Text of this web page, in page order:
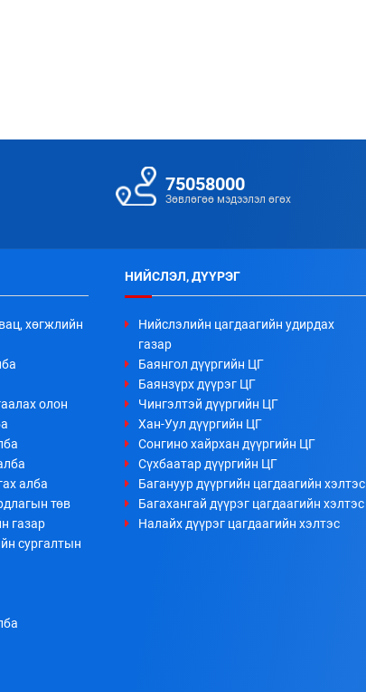
75058000
Зөвлөгөө мэдээлэл өгөх
хөгжлийн
олон
алба
төв
газар
сургалтын
НИЙСЛЭЛ, ДҮҮРЭГ
Нийслэлийн цагдаагийн удирдах
газар
Баянгол дүүргийн ЦГ
Баянзүрх дүүрэг ЦГ
Чингэлтэй дүүргийн ЦГ
Хан-Уул дүүргийн ЦГ
Сонгино хайрхан дүүргийн ЦГ
Сүхбаатар дүүргийн ЦГ
Багануур дүүргийн цагдаагийн хэлтэс
Багахангай дүүрэг цагдаагийн хэлтэс
Налайх дүүрэг цагдаагийн хэлтэс